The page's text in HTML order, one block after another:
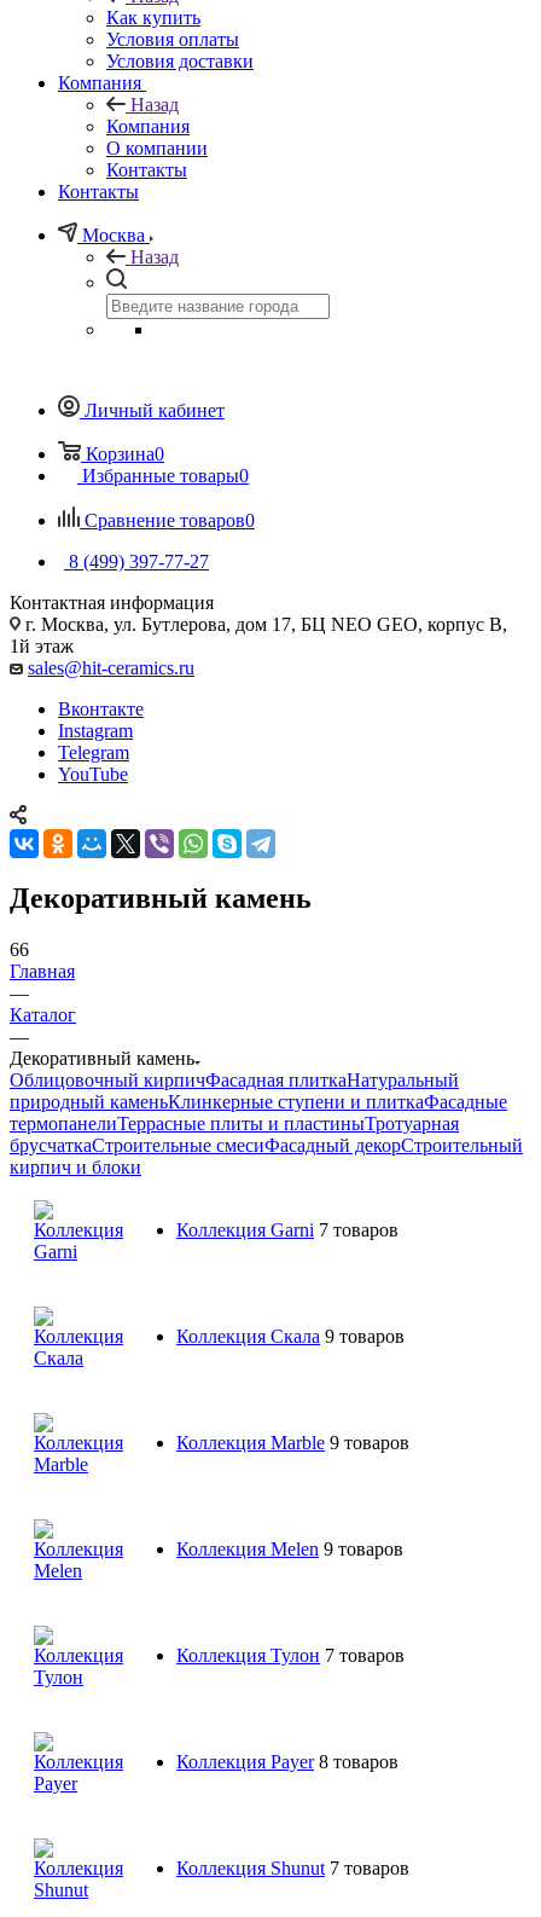
Как купить
Условия оплаты
Условия доставки
Компания
Назад
Компания
О компании
Контакты
Контакты
Москва
Назад
Личный кабинет
Корзина0
Избранные товары0
Сравнение товаров0
8 (499) 397-77-27
Контактная информация
г. Москва, ул. Бутлерова, дом 17, БЦ NEO GEO, корпус В,
1й этаж
sales@hit-ceramics.ru
Вконтакте
Instagram
Telegram
YouTube
Декоративный камень
66
Главная
—
Каталог
—
Декоративный камень
Облицовочный кирпичФасадная плиткаНатуральный
природный каменьКлинкерные ступени и плиткаФасадные
термопанелиТеррасные плиты и пластиныТротуарная
брусчаткаСтроительные смесиФасадный декорСтроительный
кирпич и блоки
Коллекция Garni 7 товаров
Коллекция Скала 9 товаров
Коллекция Marble 9 товаров
Коллекция Melen 9 товаров
Коллекция Тулон 7 товаров
Коллекция Payer 8 товаров
Коллекция Shunut 7 товаров